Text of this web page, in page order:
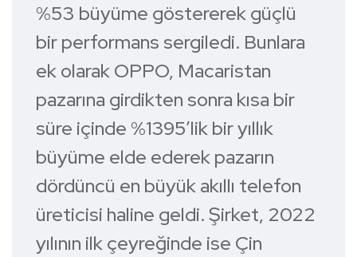
%53 büyüme göstererek güçlü
bir performans sergiledi. Bunlara
ek olarak OPPO, Macaristan
pazarına girdikten sonra kısa bir
süre içinde %1395’lik bir yıllık
büyüme elde ederek pazarın
dördüncü en büyük akıllı telefon
üreticisi haline geldi. Şirket, 2022
yılının ilk çeyreğinde ise Çin